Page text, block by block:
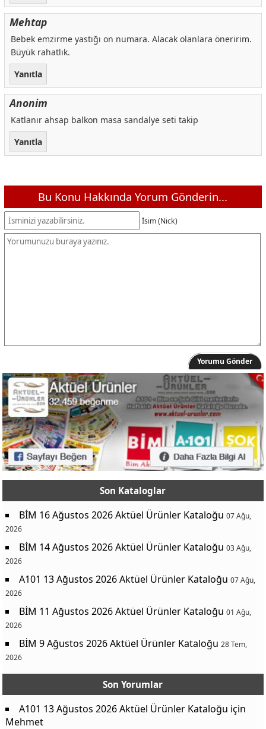
Mehtap
Bebek emzirme yastığı on numara. Alacak olanlara öneririm.
Büyük rahatlık.
Yanıtla
Anonim
Katlanır ahsap balkon masa sandalye seti takip
Yanıtla
Bu Konu Hakkında Yorum Gönderin...
İsim (Nick)
Yorumu Gönder
Son Kataloglar
BİM 16 Ağustos 2026 Aktüel Ürünler Kataloğu 07 Ağu,
2026
BİM 14 Ağustos 2026 Aktüel Ürünler Kataloğu 03 Ağu,
2026
A101 13 Ağustos 2026 Aktüel Ürünler Kataloğu 07 Ağu,
2026
BİM 11 Ağustos 2026 Aktüel Ürünler Kataloğu 01 Ağu,
2026
BİM 9 Ağustos 2026 Aktüel Ürünler Kataloğu 28 Tem,
2026
Son Yorumlar
A101 13 Ağustos 2026 Aktüel Ürünler Kataloğu için
Mehmet